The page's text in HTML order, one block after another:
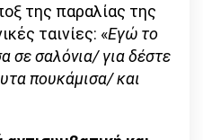
της παραλίας της
ταινίες: «Εγώ το
σε σαλόνια/ για δέστε
πουκάμισα/ και